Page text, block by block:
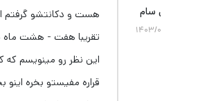
هست و دکانتشو گرفتم از اون موقع
تقریبا هفت - هشت ماه میگذره ولی
این نظر رو مینویسم که کسی اگر
قراره مفیستو بخره اینو بخونه .